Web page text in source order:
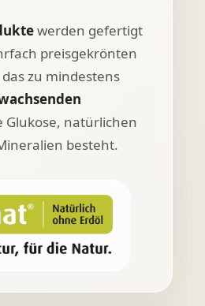
werden gefertigt
preisgekrönten
zu mindestens
Glukose, natürlichen
besteht.